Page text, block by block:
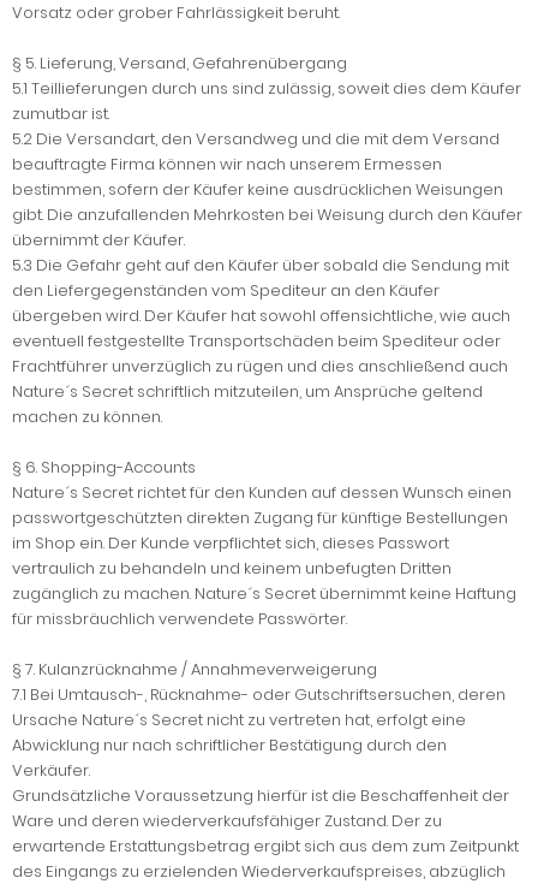
Vorsatz oder grober Fahrlässigkeit beruht.
§ 5. Lieferung, Versand, Gefahrenübergang
5.1 Teillieferungen durch uns sind zulässig, soweit dies dem Käufer
zumutbar ist.
5.2 Die Versandart, den Versandweg und die mit dem Versand
beauftragte Firma können wir nach unserem Ermessen
bestimmen, sofern der Käufer keine ausdrücklichen Weisungen
gibt. Die anzufallenden Mehrkosten bei Weisung durch den Käufer
übernimmt der Käufer.
5.3 Die Gefahr geht auf den Käufer über sobald die Sendung mit
den Liefergegenständen vom Spediteur an den Käufer
übergeben wird. Der Käufer hat sowohl offensichtliche, wie auch
eventuell festgestellte Transportschäden beim Spediteur oder
Frachtführer unverzüglich zu rügen und dies anschließend auch
Nature´s Secret schriftlich mitzuteilen, um Ansprüche geltend
machen zu können.
§ 6. Shopping-Accounts
Nature´s Secret richtet für den Kunden auf dessen Wunsch einen
passwortgeschützten direkten Zugang für künftige Bestellungen
im Shop ein. Der Kunde verpflichtet sich, dieses Passwort
vertraulich zu behandeln und keinem unbefugten Dritten
zugänglich zu machen. Nature´s Secret übernimmt keine Haftung
für missbräuchlich verwendete Passwörter.
§ 7. Kulanzrücknahme / Annahmeverweigerung
7.1 Bei Umtausch-, Rücknahme- oder Gutschriftsersuchen, deren
Ursache Nature´s Secret nicht zu vertreten hat, erfolgt eine
Abwicklung nur nach schriftlicher Bestätigung durch den
Verkäufer.
Grundsätzliche Voraussetzung hierfür ist die Beschaffenheit der
Ware und deren wiederverkaufsfähiger Zustand. Der zu
erwartende Erstattungsbetrag ergibt sich aus dem zum Zeitpunkt
des Eingangs zu erzielenden Wiederverkaufspreises, abzüglich